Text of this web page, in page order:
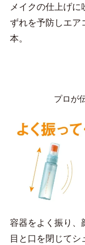
メイクの仕上げに
ずれを予防しエア
本。
プロが
容器をよく振り、
目と口を閉じて